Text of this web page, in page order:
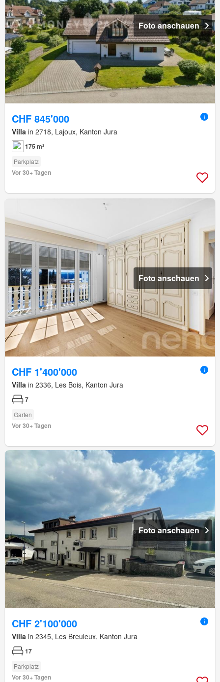
Foto anschauen
CHF 845'000
Villa in 2718, Lajoux, Kanton Jura
175 m²
Parkplatz
Vor 30+ Tagen
Foto anschauen
CHF 1'400'000
Villa in 2336, Les Bois, Kanton Jura
7
Garten
Vor 30+ Tagen
Foto anschauen
CHF 2'100'000
Villa in 2345, Les Breuleux, Kanton Jura
17
Parkplatz
Vor 30+ Tagen